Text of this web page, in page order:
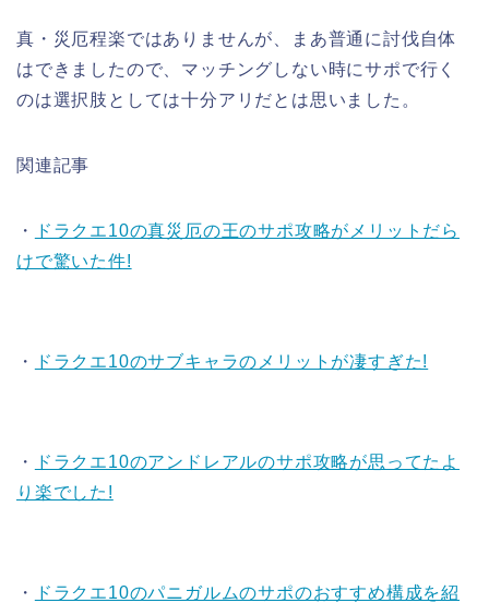
真・災厄程楽ではありませんが、まあ普通に討伐自体
はできましたので、マッチングしない時にサポで行く
のは選択肢としては十分アリだとは思いました。
関連記事
・
ドラクエ10の真災厄の王のサポ攻略がメリットだら
けで驚いた件!
・ ドラクエ10のサブキャラのメリットが凄すぎた!
・
ドラクエ10のアンドレアルのサポ攻略が思ってたよ
り楽でした!
・ ドラクエ10のパニガルムのサポのおすすめ構成を紹